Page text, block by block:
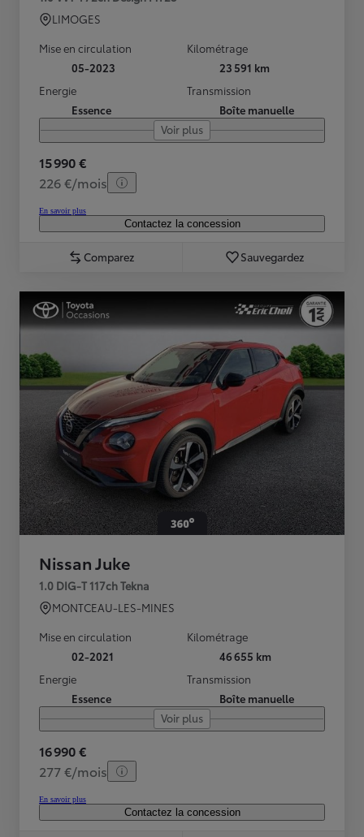
LIMOGES
Mise en circulation
05-2023
Kilométrage
23 591 km
Energie
Essence
Transmission
Boîte manuelle
Voir plus
15 990 €
226 €/mois
En savoir plus
Contactez la concession
Comparez Sauvegardez
Nissan Juke
1.0 DIG-T 117ch Tekna
MONTCEAU-LES-MINES
Mise en circulation
02-2021
Kilométrage
46 655 km
Energie
Essence
Transmission
Boîte manuelle
Voir plus
16 990 €
277 €/mois
En savoir plus
Contactez la concession